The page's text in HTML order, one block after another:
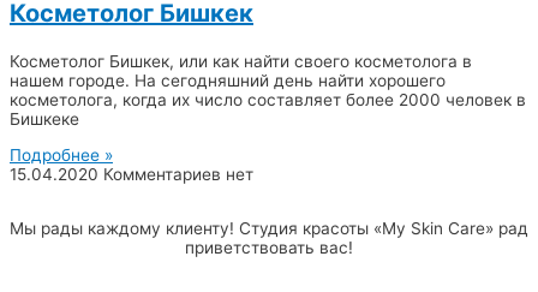
Косметолог Бишкек
Косметолог Бишкек, или как найти своего косметолога в
нашем городе. На сегодняшний день найти хорошего
косметолога, когда их число составляет более 2000 человек в
Бишкеке
Подробнее »
15.04.2020 Комментариев нет
Мы рады каждому клиенту! Студия красоты «My Skin Care» рад
приветствовать вас!